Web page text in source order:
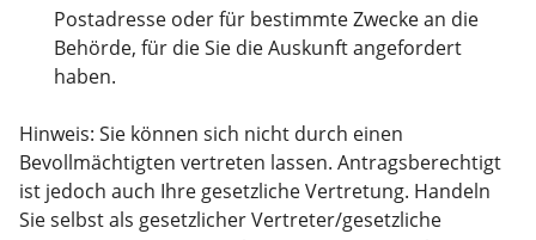
Postadresse oder für bestimmte Zwecke an die
Behörde, für die Sie die Auskunft angefordert
haben.
Hinweis: Sie können sich nicht durch einen
Bevollmächtigten vertreten lassen. Antragsberechtigt
ist jedoch auch Ihre gesetzliche Vertretung. Handeln
Sie selbst als gesetzlicher Vertreter/gesetzliche